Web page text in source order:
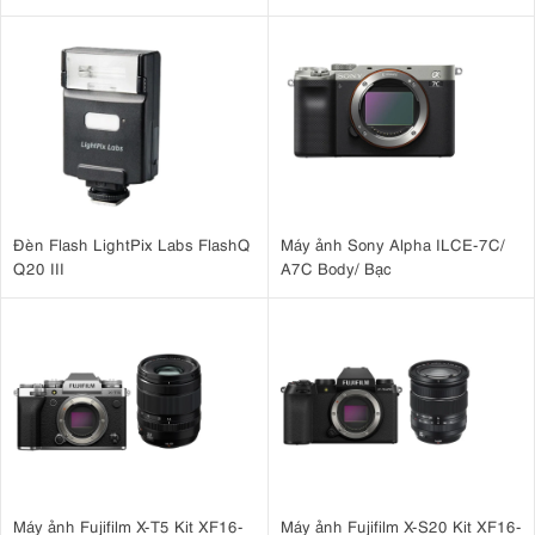
nhanh cho hiệu suất chụp thiếu sáng vượt trội và hiệu ứng bokeh
tuyệt đẹp. Hãy tưởng tượng việc làm mờ hậu cảnh của một bức ảnh
chân dung đường phố, thu hút ánh nhìn của người xem vào chủ thể,
hoặc chụp một khung cảnh chợ nhộn nhịp với các yếu tố tiền cảnh
sắc nét và hậu cảnh mờ ảo, mơ màng. Ống kính Fujinon 23mm f/2
trên X100VI cho phép bạn tạo ra những bức ảnh chuyên nghiệp với
độ sắc nét và tính thẩm mỹ vượt trội.
Đèn Flash LightPix Labs FlashQ
Q20 III
Máy ảnh Sony Alpha ILCE-7C/
A7C Body/ Bạc
Máy ảnh Fujifilm X-T5 Kit XF16-
Máy ảnh Fujifilm X-S20 Kit XF16-